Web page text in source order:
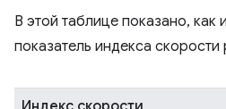
В этой таблице показано, как
показатель индекса скорости